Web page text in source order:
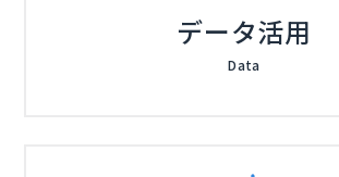
データ活用
Data